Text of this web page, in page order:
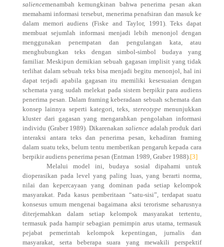
saliencemenambah kemungkinan bahwa penerima pesan akan
memahami informasi tersebut, menerima penafsiran dan masuk ke
dalam memori audiens (Fiske and Taylor, 1991). Teks dapat
membuat sejumlah informasi menjadi lebih menonjol dengan
menggunakan penempatan dan pengulangan kata, atau
menghubungkan teks dengan simbol-simbol budaya yang
familiar. Meskipun demikian sebuah gagasan implisit yang tidak
terlihat dalam sebuah teks bisa menjadi begitu menonjol, hal ini
dapat terjadi apabila gagasan itu memiliki kesesuaian dengan
schemata yang sudah melekat pada sistem berpikir para audiens
penerima pesan. Dalam framing keberadaan sebuah schemata dan
konsep lainnya seperti kategori, teks, stereotypemenunjukkan
kluster dari gagasan yang mengarahkan pengolahan informasi
individu (Graber 1989). Dikarenakan salienceadalah produk dari
interaksi antara teks dan penerima pesan, kehadiran framing
dalam suatu teks, belum tentu memberikan pengaruh kepada cara
berpikir audiens penerima pesan (Entman 1989, Graber 1988).[3]
Melalui model ini, budaya sosial dipahami untuk
dioperasikan pada level yang paling luas, yang berarti norma,
nilai dan kepercayaan yang dominan pada setiap kelompok
masyarakat. Pada kasus pemberitaan “satu-sisi”, terdapat suatu
konsesus umum mengenai bagaimana aksi terorisme seharusnya
diterjemahkan dalam setiap kelompok masyarakat tertentu,
termasuk pada hampir sebagian pemimpin arus utama, termasuk
pejabat pemerintah kelompok kepentingan, jurnalis dan
masyarakat, serta beberapa suara yang mewakili perspektif